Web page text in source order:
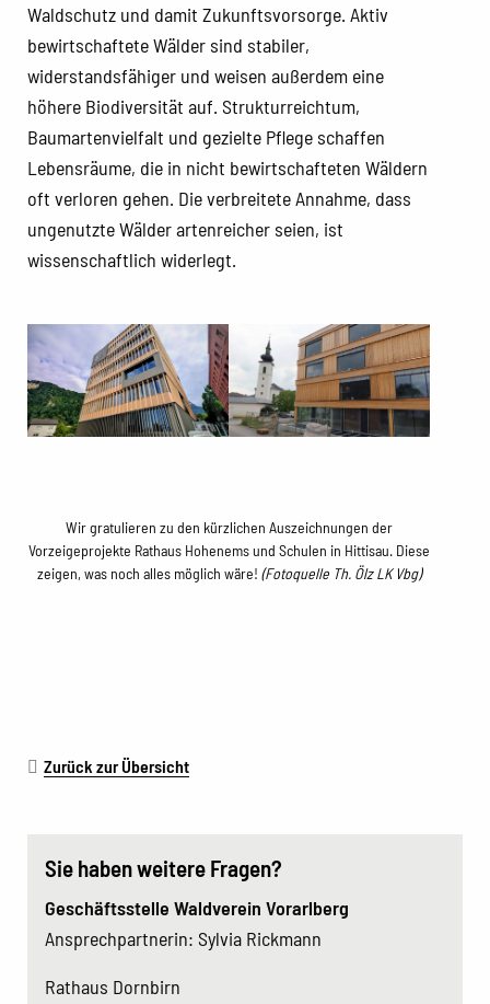
Waldschutz und damit Zukunftsvorsorge. Aktiv
bewirtschaftete Wälder sind stabiler,
widerstandsfähiger und weisen außerdem eine
höhere Biodiversität auf. Strukturreichtum,
Baumartenvielfalt und gezielte Pflege schaffen
Lebensräume, die in nicht bewirtschafteten Wäldern
oft verloren gehen. Die verbreitete Annahme, dass
ungenutzte Wälder artenreicher seien, ist
wissenschaftlich widerlegt.
Wir gratulieren zu den kürzlichen Auszeichnungen der
Vorzeigeprojekte Rathaus Hohenems und Schulen in Hittisau. Diese
zeigen, was noch alles möglich wäre! (Fotoquelle Th. Ölz LK Vbg)
Zurück zur Übersicht
Sie haben weitere Fragen?
Geschäftsstelle Waldverein Vorarlberg
Ansprechpartnerin: Sylvia Rickmann
Rathaus Dornbirn